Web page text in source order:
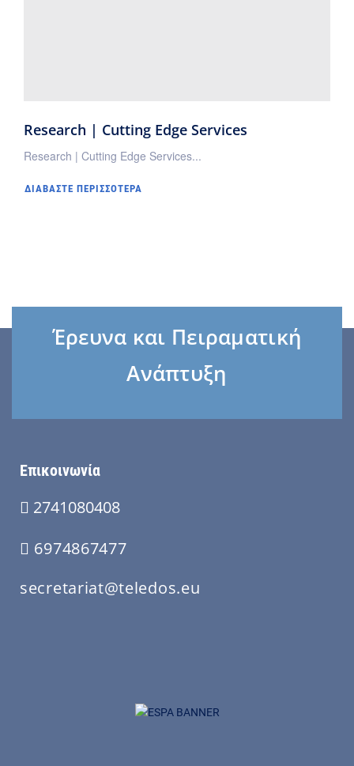
Research | Cutting Edge Services
Research | Cutting Edge Services...
ΔΙΑΒΆΣΤΕ ΠΕΡΙΣΣΌΤΕΡΑ
Έρευνα και Πειραματική
Ανάπτυξη
Επικοινωνία
2741080408
6974867477
secretariat@teledos.eu